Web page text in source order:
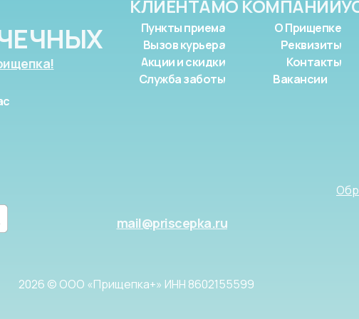
КЛИЕНТАМ
Пункты приема
Вызов курьера
Акции и скидки
Служба заботы
О КОМПАНИИ
О Прищепке
Реквизиты
Контакты
Вакансии
mail@priscepka.ru
2026 © ООО «Прищепка+» ИНН 8602155599